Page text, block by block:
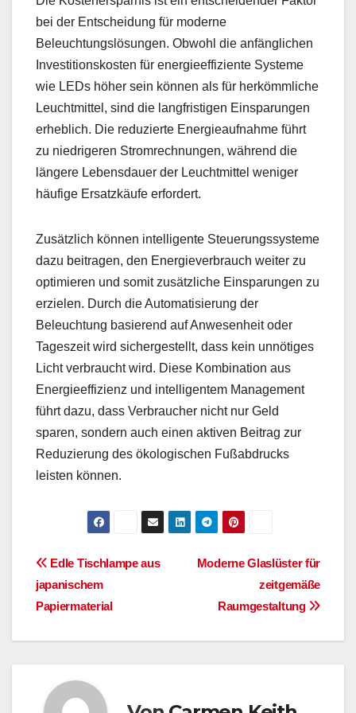
bei der Entscheidung für moderne
Beleuchtungslösungen. Obwohl die anfänglichen
Investitionskosten für energieeffiziente Systeme
wie LEDs höher sein können als für herkömmliche
Leuchtmittel, sind die langfristigen Einsparungen
erheblich. Die reduzierte Energieaufnahme führt
zu niedrigeren Stromrechnungen, während die
längere Lebensdauer der Leuchtmittel weniger
häufige Ersatzkäufe erfordert.
Zusätzlich können intelligente Steuerungssysteme
dazu beitragen, den Energieverbrauch weiter zu
optimieren und somit zusätzliche Einsparungen zu
erzielen. Durch die Automatisierung der
Beleuchtung basierend auf Anwesenheit oder
Tageszeit wird sichergestellt, dass kein unnötiges
Licht verbraucht wird. Diese Kombination aus
Energieeffizienz und intelligentem Management
führt dazu, dass Verbraucher nicht nur Geld
sparen, sondern auch einen aktiven Beitrag zur
Reduzierung des ökologischen Fußabdrucks
leisten können.
Beitragsnavigation
Moderne Glaslüster für
zeitgemäße
Raumgestaltung
Edle Tischlampe aus
japanischem
Papiermaterial